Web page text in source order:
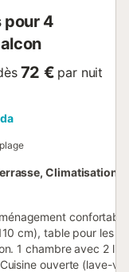
pour 4
72 € par nuit
Climatisation,
cm), table pour les
1 chambre avec 2
ouverte (lave-